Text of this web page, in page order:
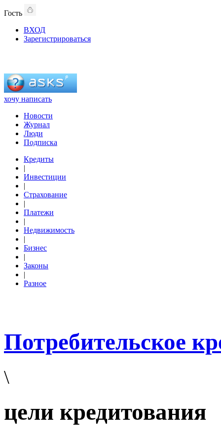
Гость
ВХОД
Зарегистрироваться
хочу написать
Новости
Журнал
Люди
Подписка
Кредиты
|
Инвестиции
|
Страхование
|
Платежи
|
Недвижимость
|
Бизнес
|
Законы
|
Разное
Потребительское
\
цели кредитования